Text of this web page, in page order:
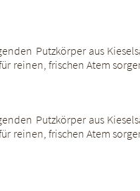
Putzkörper aus
reinen, frischen Atem
Putzkörper aus
reinen, frischen Atem